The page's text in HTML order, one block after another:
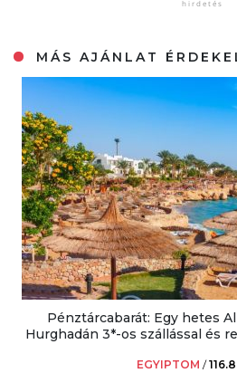
MÁS AJÁNLAT
Pénztárcabarát: Egy hetes
Hurghadán 3*-os szállással és
EGYIPTOM /